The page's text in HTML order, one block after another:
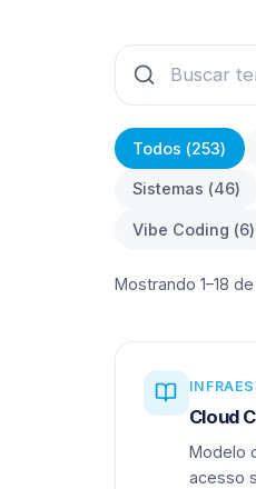
Todos (253)
Sistemas (46)
Vibe Coding (6)
Mostrando 1–18
Cloud
Modelo
acesso